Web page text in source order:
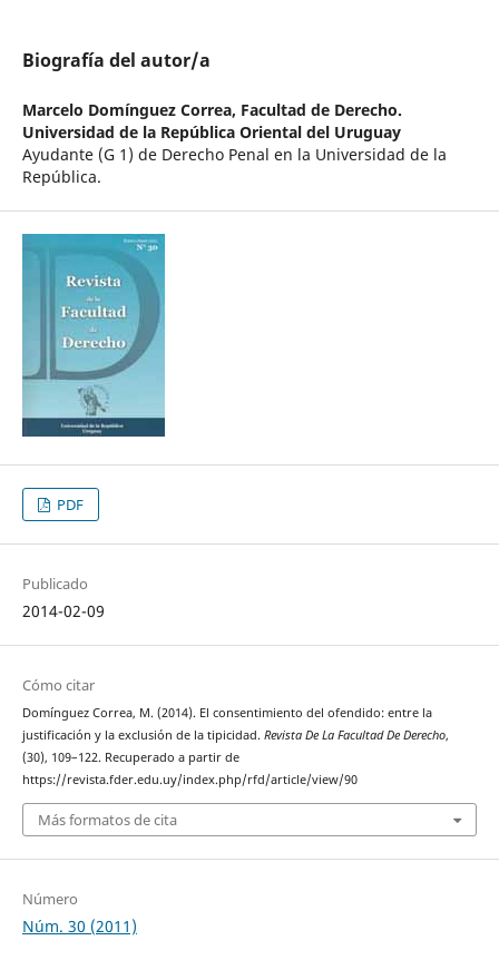
Biografía del autor/a
Marcelo Domínguez Correa, Facultad de Derecho.
Universidad de la República Oriental del Uruguay
Ayudante (G 1) de Derecho Penal en la Universidad de la
República.
PDF
Publicado
2014-02-09
Cómo citar
Domínguez Correa, M. (2014). El consentimiento del ofendido: entre la
justificación y la exclusión de la tipicidad. Revista De La Facultad De Derecho,
(30), 109–122. Recuperado a partir de
https://revista.fder.edu.uy/index.php/rfd/article/view/90
Más formatos de cita
Número
Núm. 30 (2011)